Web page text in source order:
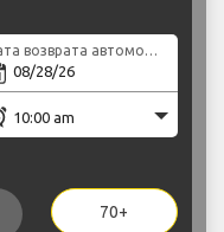
Дата возврата автомобиля
70+